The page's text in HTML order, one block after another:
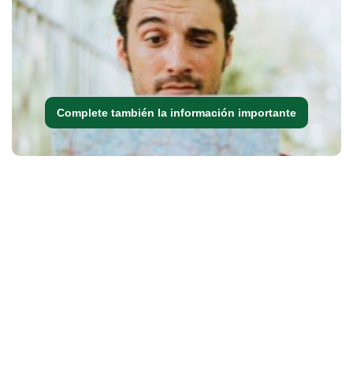
Complete también la información importante